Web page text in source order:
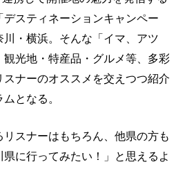
スティネーションキャンペー
・横浜。そんな「イマ、アツ
光地・特産品・グルメ等、多彩
ナーのオススメを交えつつ紹介
となる。
スナーはもちろん、他県の方も
に行ってみたい！」と思えるよ